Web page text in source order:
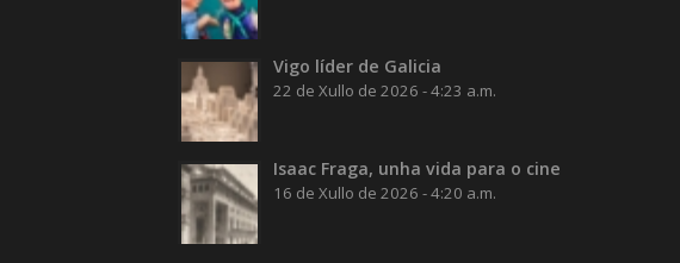
Vigo líder de Galicia
22 de Xullo de 2026 - 4:23 a.m.
Isaac Fraga, unha vida para o cine
16 de Xullo de 2026 - 4:20 a.m.